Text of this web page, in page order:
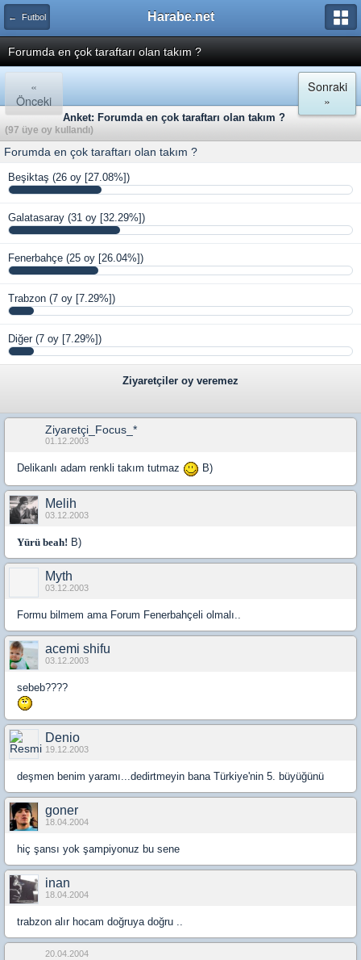
← Futbol Harabe.net
Forumda en çok taraftarı olan takım ?
«
Önceki
Sonraki
»
Anket: Forumda en çok taraftarı olan takım ?
(97 üye oy kullandı)
Forumda en çok taraftarı olan takım ?
Beşiktaş (26 oy [27.08%])
Galatasaray (31 oy [32.29%])
Fenerbahçe (25 oy [26.04%])
Trabzon (7 oy [7.29%])
Diğer (7 oy [7.29%])
Ziyaretçiler oy veremez
Ziyaretçi_Focus_*
01.12.2003
Delikanlı adam renkli takım tutmaz B)
Melih
03.12.2003
Yürü beah! B)
Myth
03.12.2003
Formu bilmem ama Forum Fenerbahçeli olmalı..
acemi shifu
03.12.2003
sebeb????
Denio
19.12.2003
deşmen benim yaramı...dedirtmeyin bana Türkiye'nin 5. büyüğünü
goner
18.04.2004
hiç şansı yok şampiyonuz bu sene
inan
18.04.2004
trabzon alır hocam doğruya doğru ..
20.04.2004